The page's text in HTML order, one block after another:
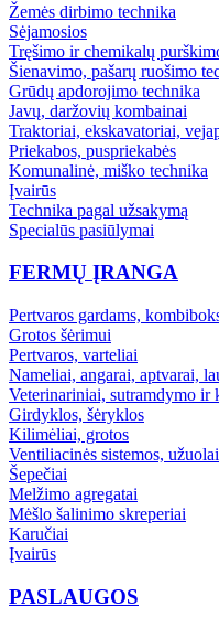
Žemės dirbimo technika
Sėjamosios
Tręšimo ir chemikalų
Šienavimo, pašarų ruošimo
Grūdų apdorojimo technika
Javų, daržovių kombainai
Traktoriai, ekskavatoriai,
Priekabos, puspriekabės
Komunalinė, miško technika
Įvairūs
Technika pagal užsakymą
Specialūs pasiūlymai
FERMŲ ĮRANGA
Pertvaros gardams,
Grotos šėrimui
Pertvaros, varteliai
Nameliai, angarai, aptvarai,
Veterinariniai, sutramdymo ir
Girdyklos, šėryklos
Kilimėliai, grotos
Ventiliacinės sistemos,
Šepečiai
Melžimo agregatai
Mėšlo šalinimo skreperiai
Karučiai
Įvairūs
PASLAUGOS